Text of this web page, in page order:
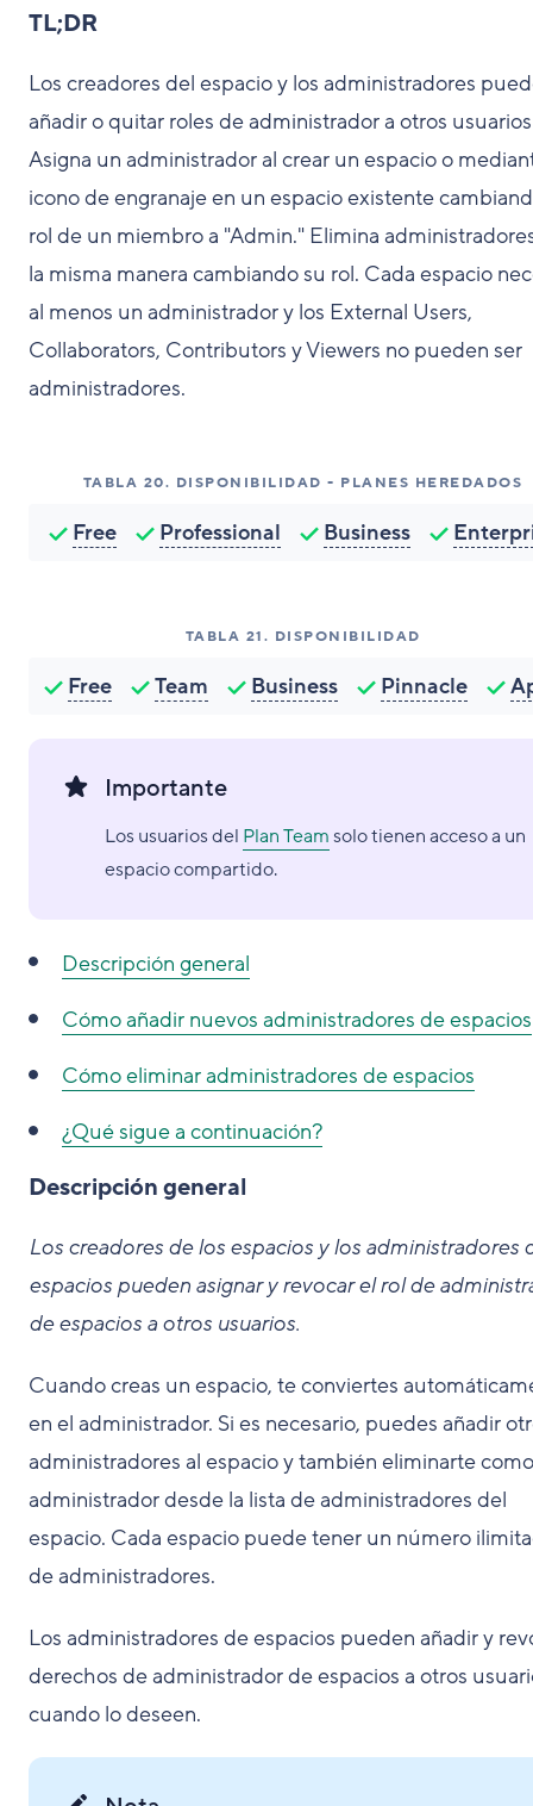
TL;DR
Los creadores del espacio y los administradores
añadir o quitar roles de administrador a otros
Asigna un administrador al crear un espacio o
icono de engranaje en un espacio existente
rol de un miembro a "Admin." Elimina
la misma manera cambiando su rol. Cada espacio
al menos un administrador y los External Users,
Collaborators, Contributors y Viewers no pueden ser
administradores.
TABLA 20. DISPONIBILIDAD - PLANES HEREDADOS
Free Professional Business
TABLA 21. DISPONIBILIDAD
Free Team Business Pinnacle
Importante
Los usuarios del Plan Teamsolo tienen acceso a un
espacio compartido.
Descripción general
Cómo añadir nuevos administradores de espacios
Cómo eliminar administradores de espacios
¿Qué sigue a continuación?
Descripción general
Los creadores de los espacios y los administradores
espacios pueden asignar y revocar el rol de
de espacios a otros usuarios.
Cuando creas un espacio, te conviertes
en el administrador. Si es necesario, puedes añadir
administradores al espacio y también eliminarte como
administrador desde la lista de administradores del
espacio. Cada espacio puede tener un número
de administradores.
Los administradores de espacios pueden añadir y
derechos de administrador de espacios a otros
cuando lo deseen.